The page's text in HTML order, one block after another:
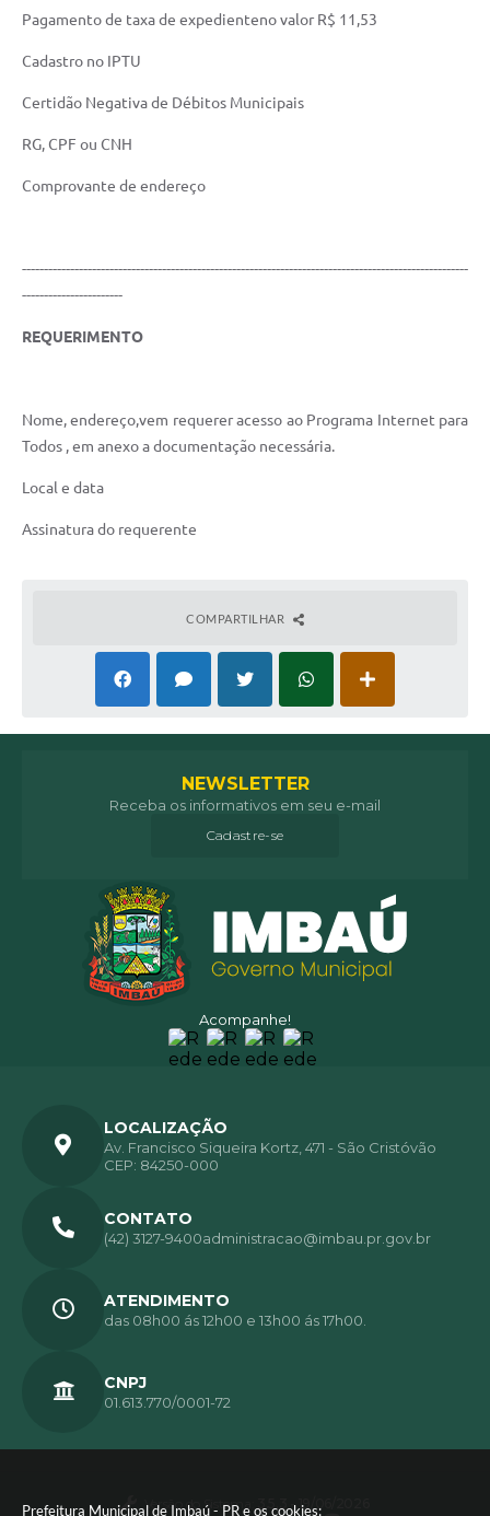
Prefeitura Municipal de Imbaú - PR e os cookies:
Pagamento de taxa de expedienteno valor R$ 11,53
Cadastro no IPTU
Certidão Negativa de Débitos Municipais
RG, CPF ou CNH
Comprovante de endereço
------------------------------------------------------------------------------------------------------
-----------------------
REQUERIMENTO
Nome, endereço,vem requerer acesso ao Programa Internet para
Todos , em anexo a documentação necessária.
Local e data
Assinatura do requerente
COMPARTILHAR
Acompanhe!
NEWSLETTER
Receba os informativos em seu e-mail
Cadastre-se
LOCALIZAÇÃO
Av. Francisco Siqueira Kortz, 471 - São Cristóvão
CEP: 84250-000
CONTATO
(42) 3127-9400administracao@imbau.pr.gov.br
ATENDIMENTO
das 08h00 ás 12h00 e 13h00 ás 17h00.
CNPJ
01.613.770/0001-72
Versão do Sistema:
3.5.3 - 19/06/2026